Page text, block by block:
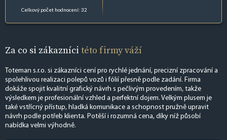
Celkový počet hodnocení: 32
Za co si zákazníci této firmy váží
Toteman s.r.o. si zákazníci cení pro rychlé jednání, precizní zpracování a
spolehlivou realizaci polepů vozů i fólií přesně podle zadání. Firma
dokáže spojit kvalitní grafický návrh s pečlivým provedením, takže
výsledkem je profesionální vzhled a perfektní dojem. Velkým plusem je
také vstřícný přístup, hladká komunikace a schopnost pružně upravit
návrh podle potřeb klienta. Potěší i rozumná cena, díky níž působí
nabídka velmi výhodně.